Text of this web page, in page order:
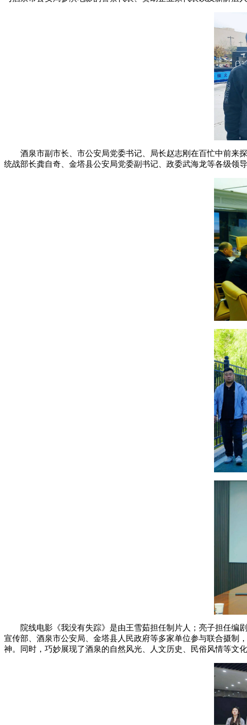
酒泉市副市长、市公安局党委书记、局长赵志刚在百忙中前来
统战部长龚自奇、金塔县公安局党委副书记、政委武海龙等各级领
院线电影《我没有失踪》是由王雪茹担任制片人；亮子担任编
宣传部、酒泉市公安局、金塔县人民政府等多家单位参与联合摄制
神。同时，巧妙展现了酒泉的自然风光、人文历史、民俗风情等文